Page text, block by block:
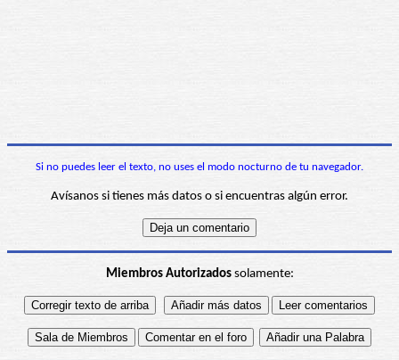
Si no puedes leer el texto, no uses el modo nocturno de tu navegador.
Avísanos si tienes más datos o si encuentras algún error.
Miembros Autorizadossolamente: